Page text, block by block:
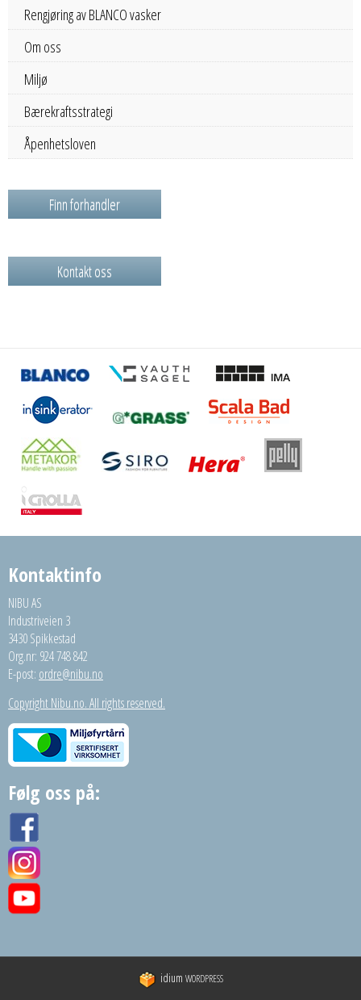
Rengjøring av BLANCO vasker
Om oss
Miljø
Bærekraftsstrategi
Åpenhetsloven
Finn forhandler
Kontakt oss
Kontaktinfo
NIBU AS
Industriveien 3
3430 Spikkestad
Org.nr: 924 748 842
E-post: ordre@nibu.no
Copyright Nibu.no. All rights reserved.
Følg oss på:
idium WORDPRESS